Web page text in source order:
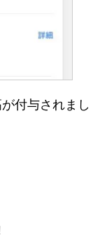
付与されまし